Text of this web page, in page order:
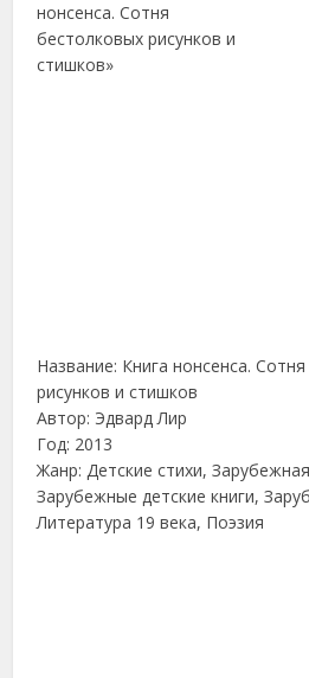
Название: Книга нонсенса.
рисунков и стишков
Автор: Эдвард Лир
Год: 2013
Жанр: Детские стихи,
Зарубежные детские книги,
Литература 19 века, Поэзия